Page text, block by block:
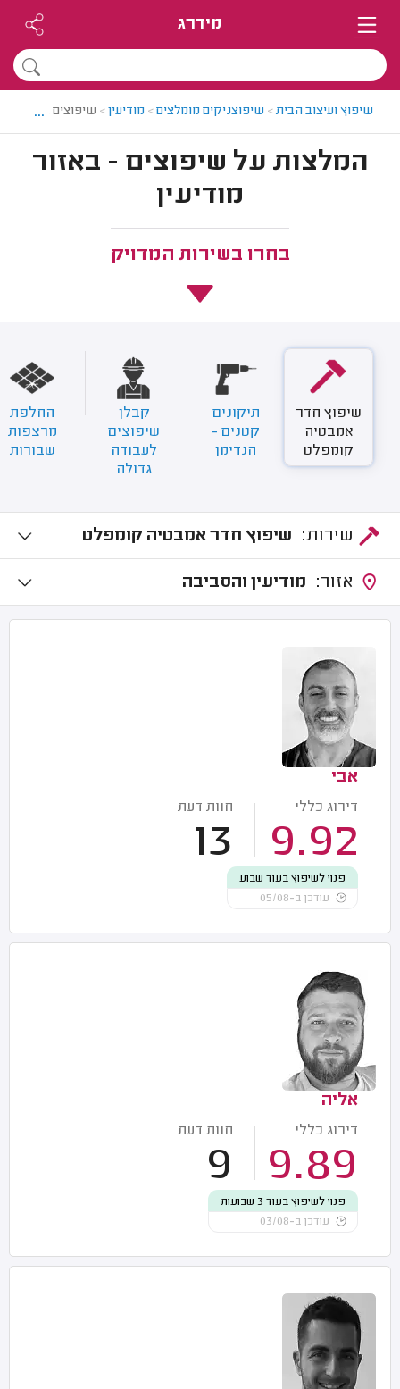
מידרג
שיפוץ ועיצוב הבית> שיפוצניקים מומלצים> מודיעין> שיפוצים במודיעין
...
המלצות על שיפוצים - באזור
מודיעין
בחרו בשירות המדויק
שיפוץ חדר
אמבטיה
קומפלט
תיקונים
קטנים -
הנדימן
קבלן
שיפוצים
לעבודה
גדולה
החלפת
מרצפות
שבורות
שיפוץ חדר אמבטיה קומפלט
מודיעין והסביבה
אבי
דירוג כללי
9.92
חוות דעת
13
פנוי לשיפוץ בעוד שבוע
עודכן ב-05/08
אליה
דירוג כללי
9.89
חוות דעת
9
פנוי לשיפוץ בעוד 3 שבועות
עודכן ב-03/08